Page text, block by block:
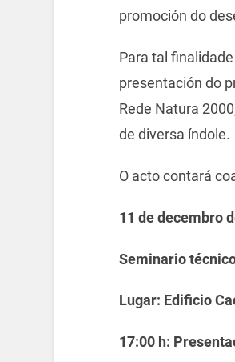
promoción do
Para tal
presentación do
Rede Natura
de diversa índole.
O acto contará
11 de decembro
Seminario
Lugar: Edificio
17:00 h: